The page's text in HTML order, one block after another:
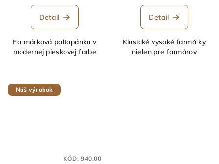
Detail
Farmárková poltopánka v
modernej pieskovej farbe
hodnotenie
produktu
z
5
Detail
Klasické vysoké farmárky
nielen pre farmárov
Náš výrobok
KÓD:940.00